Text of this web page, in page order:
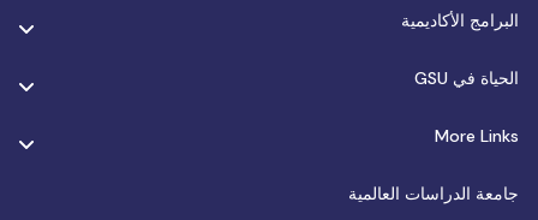
البرامج الأكاديمية
الحياة في GSU
More Links
جامعة الدراسات العالمية